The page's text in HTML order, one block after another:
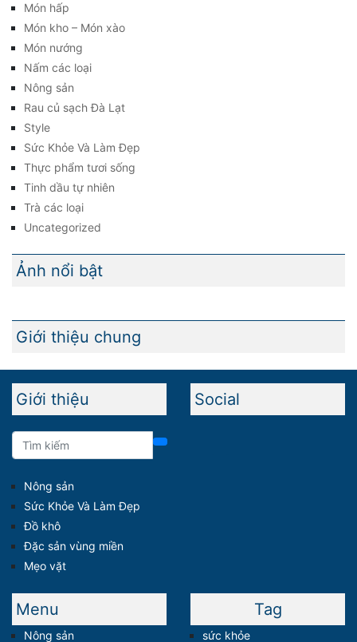
Món hấp
Món kho – Món xào
Món nướng
Nấm các loại
Nông sản
Rau củ sạch Đà Lạt
Style
Sức Khỏe Và Làm Đẹp
Thực phẩm tươi sống
Tinh dầu tự nhiên
Trà các loại
Uncategorized
Ảnh nổi bật
Giới thiệu chung
Giới thiệu
Nông sản
Sức Khỏe Và Làm Đẹp
Đồ khô
Đặc sản vùng miền
Mẹo vặt
Social
Menu
Nông sản
Tag
sức khỏe